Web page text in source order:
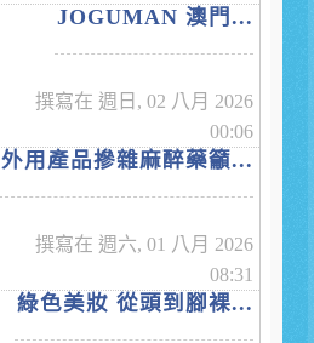
JOGUMAN 澳門...
撰寫在 週日, 02 八月 2026
00:06
外用產品摻雜麻醉藥籲...
撰寫在 週六, 01 八月 2026
08:31
綠色美妝 從頭到腳裸...